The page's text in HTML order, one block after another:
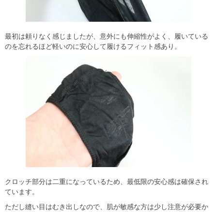
最初は頼りなく感じましたが、意外にも伸縮性がよく、履いている
のを忘れるほど軽いのに安心して履けるフィット感あり。
クロッチ部分は二重になっているため、最低限の安心感は確保され
ています。
ただし縫い目はむき出しなので、肌が敏感な方は少し注意が必要か